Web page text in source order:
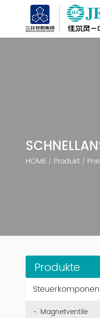
HOME / Produkt /
Produkte
Magnetventile